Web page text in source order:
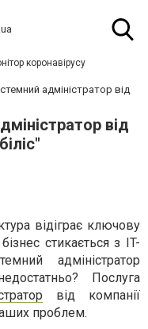
коронавірусу
адміністратор від
від
відіграє ключову
стикається з IT-
адміністратор
Послуга
від компанії
проблем.